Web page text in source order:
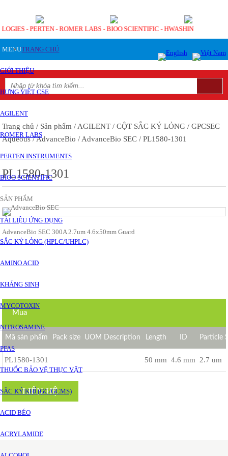
- PERTEN - ROMER LABS - BIOO SCIENTIFIC - HWASHIN
MENUTRANG CHỦ
GIỚI THIỆU
HƯNG VIỆT CSE
AGILENT
ROMER LABS
PERTEN INSTRUMENTS
BIOO SCIENTIFIC
SẢN PHẨM
TÀI LIỆU ỨNG DỤNG
SẮC KÝ LỎNG (HPLC/UHPLC)
AMINO ACID
KHÁNG SINH
MYCOTOXIN
NITROSAMINE
PFAS
THUỐC BẢO VỆ THỰC VẬT
SẮC KÝ KHÍ (GC/GCMS)
ACID BÉO
ACRYLAMIDE
Trang chủ / Sản phẩm / AGILENT / CỘT SẮC KÝ LỎNG / GPCSEC
Aqueous/ AdvanceBio / AdvanceBio SEC / PL1580-1301
PL1580-1301
AdvanceBio SEC 300A 2.7um 4.6x50mm Guard
Mua
Mã sản phẩm Pack size UOM Description Length ID Particle
PL1580-1301 50 mm 4.6 mm 2.7 um
LIÊN HỆ